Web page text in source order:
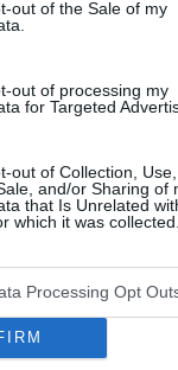
out of the Sale of my
out of processing my
for Targeted
out of Collection, Use,
and/or Sharing of
that Is Unrelated
which it was collected.
Processing Opt
buty
artykuł:
buty, buciki,
ma nic lepszego niż
tylko że tak drogie
Dieta i odżywianie